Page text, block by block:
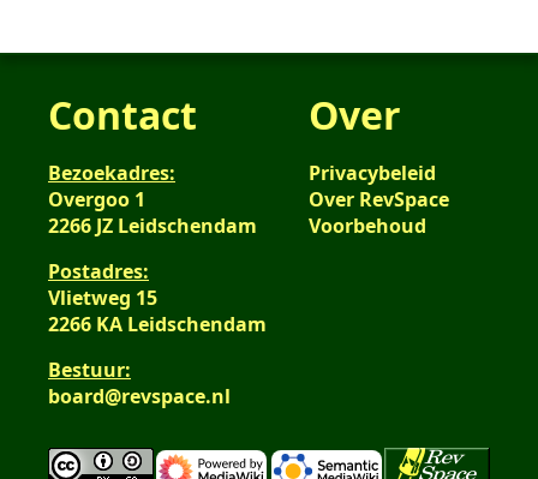
Contact
Bezoekadres:
Overgoo 1
2266 JZ Leidschendam
Postadres:
Vlietweg 15
2266 KA Leidschendam
Bestuur:
board@revspace.nl
Over
Privacybeleid
Over RevSpace
Voorbehoud